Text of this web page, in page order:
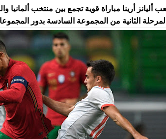
الثانية من المجموعة السادسة بدور